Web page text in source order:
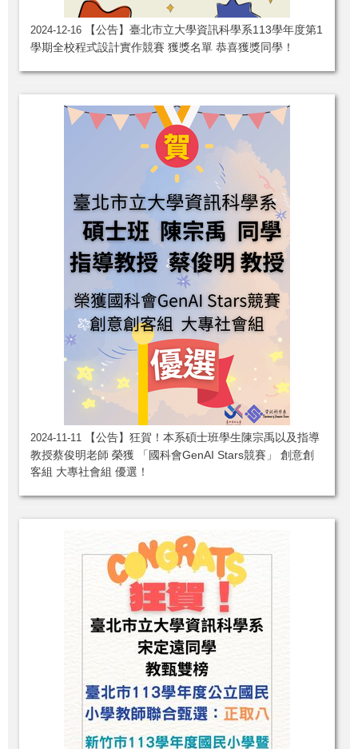
2024-12-16
【公告】臺北市立大學資訊科學系113學年度第1
學期全校程式設計實作競賽 獲獎名單 恭喜獲獎同學！
2024-11-11
【公告】狂賀！本系碩士班學生陳宗禹以及指導
教授蔡俊明老師 榮獲 「國科會GenAI Stars競賽」 創意創
客組 大專社會組 優選！